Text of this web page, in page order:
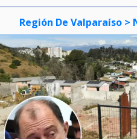
Región De Valparaíso >